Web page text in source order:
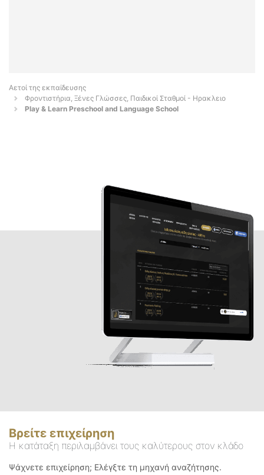
Αετοί της εκπαίδευσης
Φροντιστήρια, Ξένες Γλώσσες, Παιδικοί Σταθμοί - Ηρακλειο
Play & Learn Preschool and Language School
Βρείτε επιχείρηση
Η κατάταξη περιλαμβάνει τους καλύτερους στον κλάδο
Ψάχνετε επιχείρηση; Ελέγξτε τη μηχανή αναζήτησης.